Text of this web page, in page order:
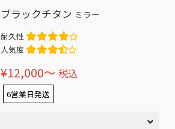
ブラックチタン ミラー
耐久性
人気度
¥12,000〜 税込
6営業日発送